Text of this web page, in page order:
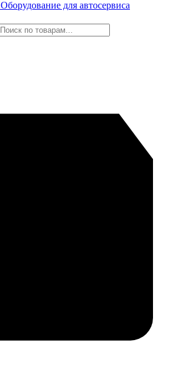
Оборудование для автосервиса